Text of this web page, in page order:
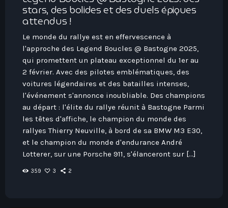
stars, des bolides et des duels épiques
attendus !
Le monde du rallye est en effervescence à
l'approche des Legend Boucles @ Bastogne 2025,
qui promettent un plateau exceptionnel du 1er au
2 février. Avec des pilotes emblématiques, des
voitures légendaires et des batailles intenses,
l'événement s'annonce inoubliable. Des champions
au départ : l'élite du rallye réunit à Bastogne Parmi
les têtes d'affiche, le champion du monde des
rallyes Thierry Neuville, à bord de sa BMW M3 E30,
et le champion du monde d'endurance André
Lotterer, sur une Porsche 911, s'élanceront sur […]
359 3 2